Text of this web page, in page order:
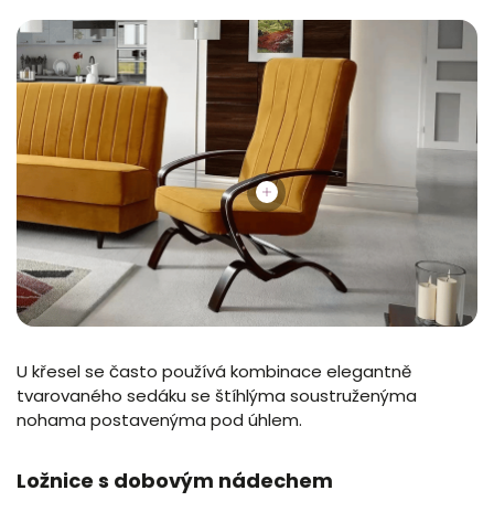
U křesel se často používá kombinace elegantně
tvarovaného sedáku se štíhlýma soustruženýma
nohama postavenýma pod úhlem.
Ložnice s dobovým nádechem